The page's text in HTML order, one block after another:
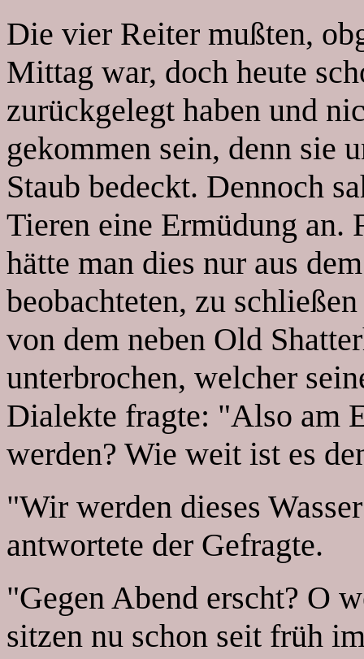
Die vier Reiter mußten,
Mittag war, doch heute
zurückgelegt haben und
gekommen sein, denn sie
Staub bedeckt. Dennoch
Tieren eine Ermüdung an.
hätte man dies nur aus
beobachteten, zu
von dem neben Old
unterbrochen, welcher
Dialekte fragte: "Also am
werden? Wie weit ist es
"Wir werden dieses
antwortete der Gefragte.
"Gegen Abend erscht? O
sitzen nu schon seit früh